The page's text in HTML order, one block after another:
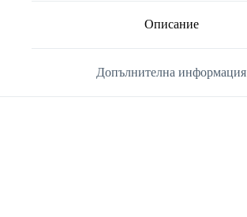
Описание
Допълнителна информация